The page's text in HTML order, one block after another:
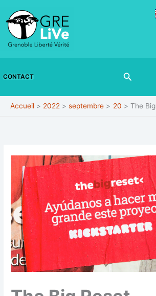
contenu
CONTACT
Accueil 2022 septembre 20 The